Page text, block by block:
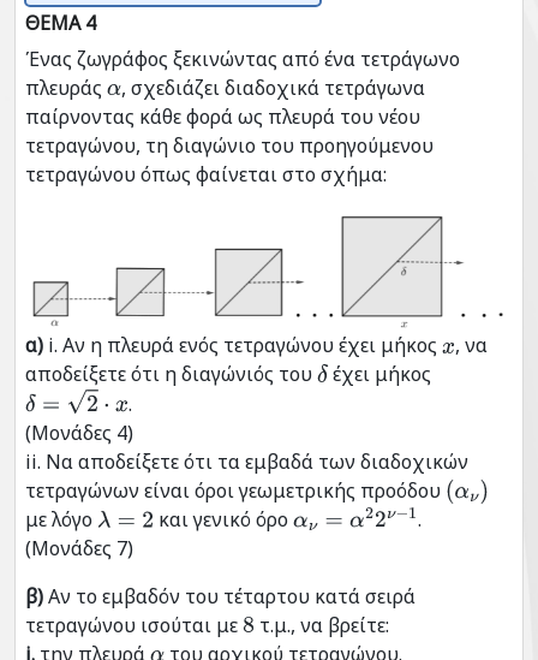
ΘΕΜΑ 4
Ένας ζωγράφος ξεκινώντας από ένα τετράγωνο
πλευράς α, σχεδιάζει διαδοχικά τετράγωνα
παίρνοντας κάθε φορά ως πλευρά του νέου
τετραγώνου, τη διαγώνιο του προηγούμενου
τετραγώνου όπως φαίνεται στο σχήμα:
α) i. Αν η πλευρά ενός τετραγώνου έχει μήκος x, να
αποδείξετε ότι η διαγώνιός του δέχει μήκος
δ =2⋅ x
.
(Μονάδες 4)
ii. Να αποδείξετε ότι τα εμβαδά των διαδοχικών
τετραγώνων είναι όροι γεωμετρικής προόδου (αν)
με λόγο λ= 2 και γενικό όροαν=α2 2ν−1
.
(Μονάδες 7)
β)Αν το εμβαδόν του τέταρτου κατά σειρά
τετραγώνου ισούται με 8 τ.μ., να βρείτε:
i. την πλευρά του αρχικού τετραγώνου.